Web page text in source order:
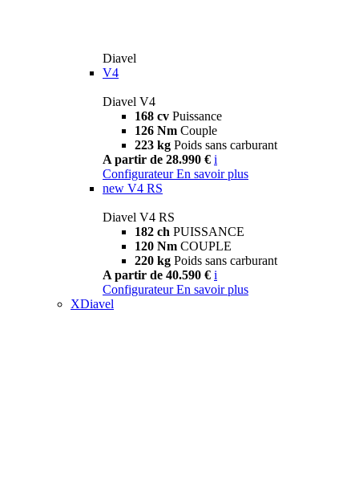
Diavel
V4
Diavel V4
168 cv Puissance
126 Nm Couple
223 kg Poids sans carburant
A partir de 28.990 € i
Configurateur En savoir plus
new V4 RS
Diavel V4 RS
182 ch PUISSANCE
120 Nm COUPLE
220 kg Poids sans carburant
A partir de 40.590 € i
Configurateur En savoir plus
XDiavel